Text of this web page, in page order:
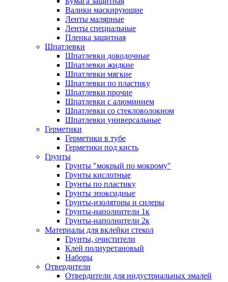
Валики маскирующие
Ленты малярные
Ленты специальные
Пленка защитная
Шпатлевки
Шпатлевки доводочные
Шпатлевки жидкие
Шпатлевки мягкие
Шпатлевки по пластику
Шпатлевки прочие
Шпатлевки с алюминием
Шпатлевки со стекловолокном
Шпатлевки универсальные
Герметики
Герметики в тубе
Герметики под кисть
Грунты
Грунты "мокрый по мокрому"
Грунты кислотные
Грунты по пластику
Грунты эпоксидные
Грунты-изоляторы и силеры
Грунты-наполнители 1к
Грунты-наполнители 2к
Материалы для вклейки стекол
Грунты, очистители
Клей полиуретановый
Наборы
Отвердители
Отвердители для индустриальных эмалей